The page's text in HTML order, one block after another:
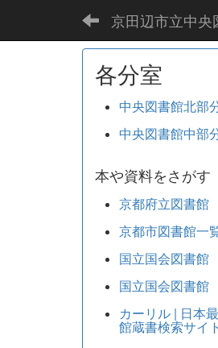
京田辺市立中央
各分室
中央図書館北部
中央図書館中部
本や資料をさがす
京都府立図書館
京都市図書館一
国立国会図書館
国立国会図書
カーリル | 日本
館蔵書検索サイト